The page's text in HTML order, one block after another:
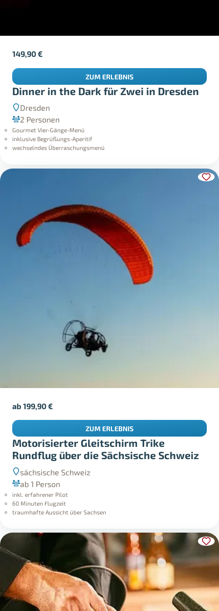
Dinner in the Dark für Zwei in Dresden
Dresden
2 Personen
Gourmet Vier-Gänge-Menü
inklusive Begrüßungs-Aperitif
wechselndes Überraschungsmenü
149,90€
ZUM ERLEBNIS
Motorisierter Gleitschirm Trike
Rundflug über die Sächsische Schweiz
sächsische Schweiz
ab 1 Person
inkl. erfahrener Pilot
60 Minuten Flugzeit
traumhafte Aussicht über Sachsen
ab199,90€
ZUM ERLEBNIS